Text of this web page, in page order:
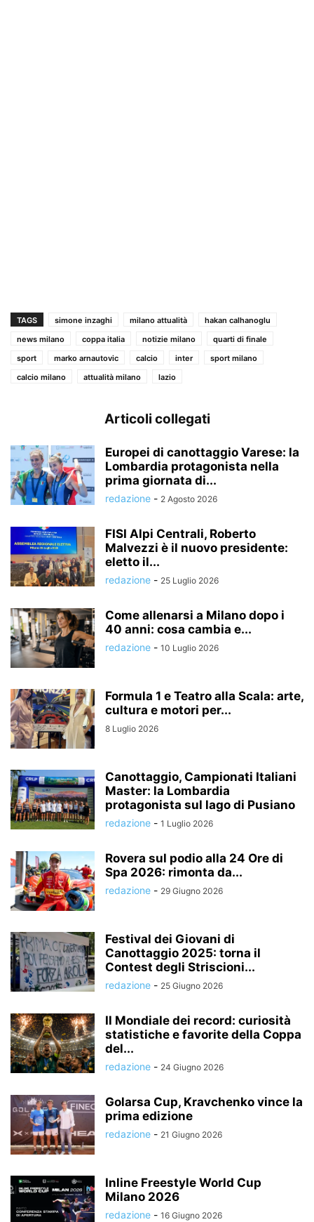
TAGS simone inzaghi milano attualità
hakan calhanoglu
news milano
coppa italia notizie milano
quarti di finale
sport
marko arnautovic calcio inter
sport milano
calcio milano
attualità milano lazio
Articoli collegati
Europei di canottaggio Varese: la
Lombardia protagonista nella
prima giornata di...
redazione - 2 Agosto 2026
FISI Alpi Centrali, Roberto
Malvezzi è il nuovo presidente:
eletto il...
redazione - 25 Luglio 2026
Come allenarsi a Milano dopo i
40 anni: cosa cambia e...
redazione - 10 Luglio 2026
Formula 1 e Teatro alla Scala: arte,
cultura e motori per...
8 Luglio 2026
Canottaggio, Campionati Italiani
Master: la Lombardia
protagonista sul lago di Pusiano
redazione - 1 Luglio 2026
Rovera sul podio alla 24 Ore di
Spa 2026: rimonta da...
redazione - 29 Giugno 2026
Festival dei Giovani di
Canottaggio 2025: torna il
Contest degli Striscioni...
redazione - 25 Giugno 2026
Il Mondiale dei record: curiosità
statistiche e favorite della Coppa
del...
redazione - 24 Giugno 2026
Golarsa Cup, Kravchenko vince la
prima edizione
redazione - 21 Giugno 2026
Inline Freestyle World Cup
Milano 2026
redazione - 16 Giugno 2026